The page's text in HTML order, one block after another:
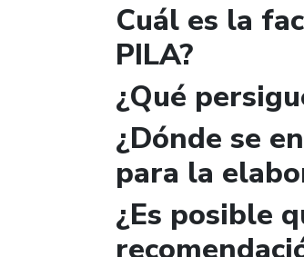
Cuál es la
PILA?
¿Qué
¿Dónde se
para la
¿Es posible